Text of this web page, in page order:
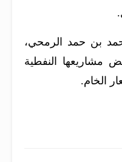
بن حمد الرمحي،
مشاريعها النفطية
الخام.